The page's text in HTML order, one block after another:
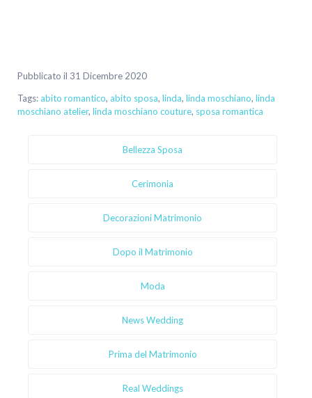
Pubblicato il 31 Dicembre 2020
Tags: abito romantico, abito sposa, linda, linda moschiano, linda
moschiano atelier, linda moschiano couture, sposa romantica
Bellezza Sposa
Cerimonia
Decorazioni Matrimonio
Dopo il Matrimonio
Moda
News Wedding
Prima del Matrimonio
Real Weddings